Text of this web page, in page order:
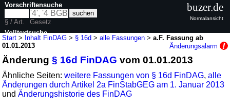
Start > Inhalt FinDAG > § 16d >alle Fassungen >a.F. Fassung ab
01.01.2013
Änderungsalarm
Änderung§ 16d FinDAG vom 01.01.2013
Ähnliche Seiten:weitere Fassungen von § 16d FinDAG,alle
Änderungen durch Artikel 2a FinStabGEG am 1. Januar 2013
undÄnderungshistorie des FinDAG
Vorschriftensuche
§ / Art.
Gesetz
Volltextsuche
buzer.de
Normalansicht